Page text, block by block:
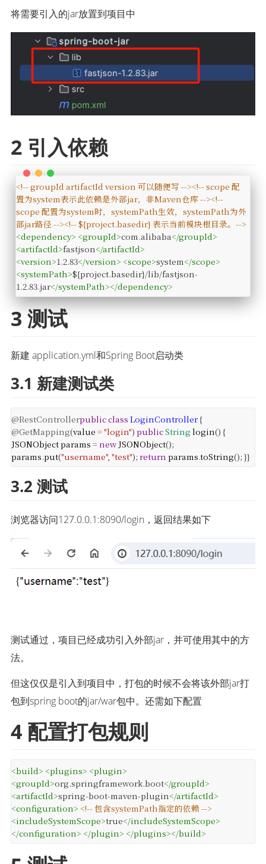
将需要引入的jar放置到项目中
2 引入依赖
<!-- groupId artifactId version 可以随便写 --><!-- scope 配
置为system表示此依赖是外部jar，非Maven仓库 --><!--
scope 配置为system时，systemPath生效，systemPath为外
部jar路径 --><!-- ${project.basedir} 表示当前模块根目录。-->
<dependency> <groupId>com.alibaba</groupId>
<artifactId>fastjson</artifactId>
<version>1.2.83</version> <scope>system</scope>
<systemPath>${project.basedir}/lib/fastjson-
1.2.83.jar</systemPath></dependency>
3 测试
新建 application.yml和Spring Boot启动类
3.1 新建测试类
@RestControllerpublicclass LoginController{
@GetMapping(value ="login") publicString login() {
JSONObjectparams =new JSONObject();
params.put("username", "test"); return params.toString(); }}
3.2 测试
浏览器访问127.0.0.1:8090/login，返回结果如下
测试通过，项目已经成功引入外部jar，并可使用其中的方
法。
但这仅仅是引入到项目中，打包的时候不会将该外部jar打
包到spring boot的jar/war包中。还需如下配置
4 配置打包规则
<build> <plugins> <plugin>
<groupId>org.springframework.boot</groupId>
<artifactId>spring-boot-maven-plugin</artifactId>
<configuration> <!-- 包含systemPath指定的依赖 -->
<includeSystemScope>true</includeSystemScope>
</configuration> </plugin> </plugins></build>